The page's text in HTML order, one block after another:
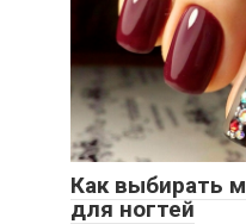
Как выбирать
для ногтей